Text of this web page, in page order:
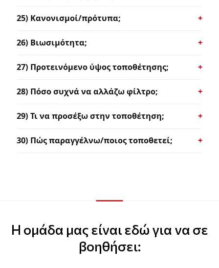
25) Κανονισμοί/πρότυπα;
26) Βιωσιμότητα;
27) Προτεινόμενο ύψος τοποθέτησης;
28) Πόσο συχνά να αλλάζω φίλτρο;
29) Τι να προσέξω στην τοποθέτηση;
30) Πώς παραγγέλνω/ποιος τοποθετεί;
Η ομάδα μας είναι εδώ για να σε
βοηθήσει: